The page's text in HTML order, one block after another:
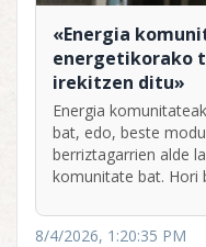
«Energia
energetikorako
irekitzen ditu»
Energia
bat, edo, beste
berriztagarrien alde
komunitate bat. Hori
8/4/2026, 1:20:35 PM